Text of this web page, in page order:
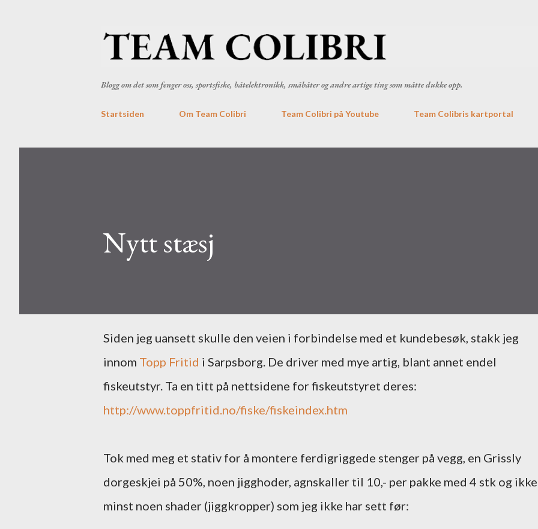
Blogg om det som fenger oss, sportsfiske, båtelektronikk, småbåter og andre artige ting som måtte dukke opp.
Startsiden Om Team Colibri Team Colibri på Youtube Team Colibris kartportal
Nytt stæsj
Siden jeg uansett skulle den veien i forbindelse med et kundebesøk, stakk jeg
innom Topp Fritid i Sarpsborg. De driver med mye artig, blant annet endel
fiskeutstyr. Ta en titt på nettsidene for fiskeutstyret deres:
http://www.toppfritid.no/fiske/fiskeindex.htm
Tok med meg et stativ for å montere ferdigriggede stenger på vegg, en Grissly
dorgeskjei på 50%, noen jigghoder, agnskaller til 10,- per pakke med 4 stk og ikke
minst noen shader (jiggkropper) som jeg ikke har sett før: